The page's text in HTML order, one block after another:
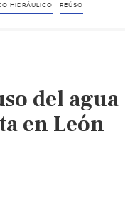
HIDRÁULICO REÚSO
del agua
en León